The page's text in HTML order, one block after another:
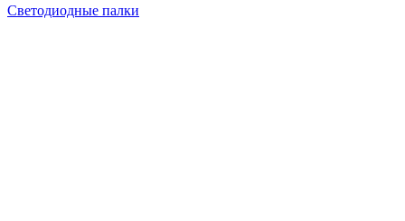
Светодиодные палки